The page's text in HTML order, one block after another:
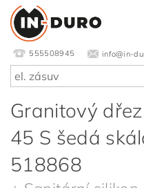
555508945 info@in-
Granitový
45 S šedá
518868